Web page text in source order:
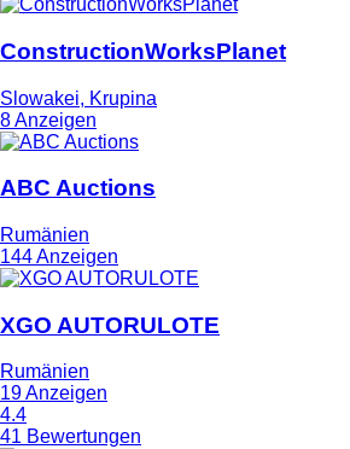
ConstructionWorksPlanet
Slowakei, Krupina
8 Anzeigen
ABC Auctions
Rumänien
144 Anzeigen
XGO AUTORULOTE
Rumänien
19 Anzeigen
4.4
41 Bewertungen